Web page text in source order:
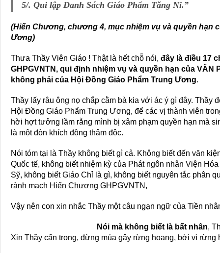
5/. Qui lập Danh Sách Giáo Phẩm Tăng Ni.”
(Hiến Chương, chương 4, mục nhiệm vụ và quyền hạn
Ương)
Thưa Thầy Viên Giáo ! Thật là hết chỗ nói,đây là điều 17
GHPGVNTN, qui định nhiệm vụ và quyền hạn của VĂN
không phải của Hội Đồng Giáo Phẩm Trung Ương.
Thầy lấy râu ông nọ chắp cằm bà kia với ác ý gì đây. Thầy
Hội Đồng Giáo Phẩm Trung Ương, để các vị thành viên
hời hợt tưởng lầm rằng mình bị xâm phạm quyền hạn mà
là một đòn khích động thâm độc.
Nói tóm tại là Thầy không biết gì cả. Không biết đến văn
Quốc tế, không biết nhiệm kỳ của Phát ngôn nhân Viện
Sỹ, không biết Giáo Chỉ là gì, không biết nguyên tắc phân
rành mạch Hiến Chương GHPGVNTN,
Vậy nên con xin nhắc Thầy một câu ngạn ngữ của Tiền
Nói mà không biết là bất nhân,
Xin Thầy cẩn trọng, đừng múa gậy rừng hoang, bởi vì rừng